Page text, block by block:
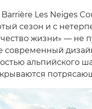
Les Neiges
сезон и с
жизни» — не
современный
альпийского